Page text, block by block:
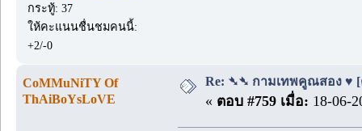
กระทู้: 37
ให้คะแนนชื่นชมคนนี้:
+2/-0
CoMMuNiTY Of
ThAiBoYsLoVE
Re: ➴➴ กามเทพคูณสอง ♥ [
« ตอบ #759 เมื่อ: 18-06-